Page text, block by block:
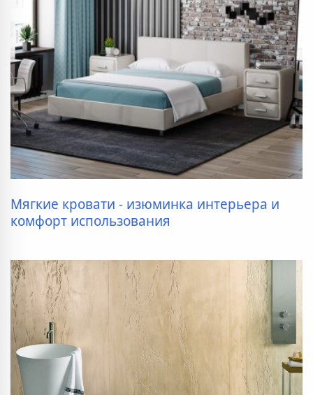
Мягкие кровати - изюминка интерьера и
комфорт использования